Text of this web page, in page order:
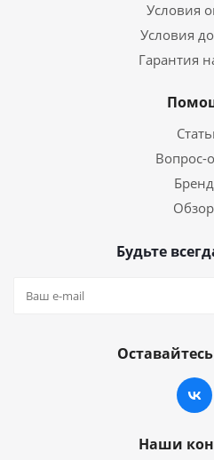
Условия
Условия
Гарантия
Вопрос-
Будьте
Наши